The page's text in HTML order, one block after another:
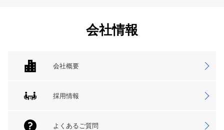
会社情報
会社概要
採用情報
よくあるご質問